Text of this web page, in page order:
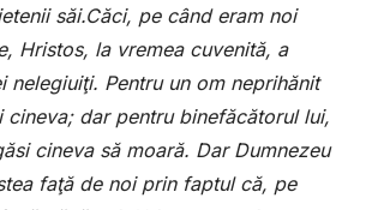
săi.Căci, pe când eram noi
Hristos, la vremea cuvenită, a
nelegiuiţi. Pentru un om neprihănit
cineva; dar pentru binefăcătorul lui,
cineva să moară. Dar Dumnezeu
faţă de noi prin faptul că, pe